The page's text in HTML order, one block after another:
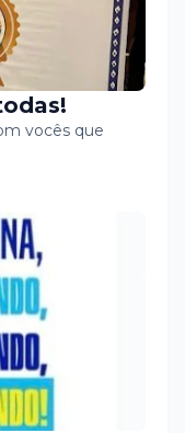
vocês que